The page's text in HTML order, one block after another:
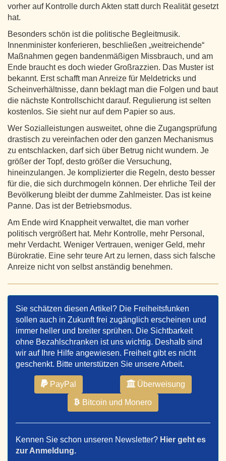
vorher auf Kontrolle durch Akten statt durch Realität gesetzt
hat.
Besonders schön ist die politische Begleitmusik.
Innenminister konferieren, beschließen „weitreichende“
Maßnahmen gegen bandenmäßigen Missbrauch, und am
Ende braucht es doch wieder Großrazzien. Das Muster ist
bekannt. Erst schafft man Anreize für Meldetricks und
Scheinverhältnisse, dann beklagt man die Folgen und baut
die nächste Kontrollschicht darauf. Regulierung ist selten
kostenlos. Sie sieht nur auf dem Papier so aus.
Wer Sozialleistungen ausweitet, ohne die Zugangsprüfung
drastisch zu vereinfachen oder den ganzen Mechanismus
zu entschlacken, darf sich über Betrug nicht wundern. Je
größer der Topf, desto größer die Versuchung,
hineinzulangen. Je komplizierter die Regeln, desto besser
für die, die sich durchmogeln können. Der ehrliche Teil der
Bevölkerung bleibt der dumme Zahlmeister. Das ist keine
Panne. Das ist der Betriebsmodus.
Am Ende wird Knappheit verwaltet, die man vorher
politisch vergrößert hat. Mehr Kontrolle, mehr Personal,
mehr Verdacht. Weniger Vertrauen, weniger Geld, mehr
Bürokratie. Eine sehr teure Art zu lernen, dass sich falsche
Anreize nicht von selbst anständig benehmen.
Sie schätzen diesen Artikel? Die Freiheitsfunken
sollen auch in Zukunft frei zugänglich erscheinen und
immer heller und breiter sprühen. Die Sichtbarkeit
ohne Bezahlschranken ist uns wichtig. Deshalb sind
wir auf Ihre Hilfe angewiesen. Freiheit gibt es nicht
geschenkt. Bitte unterstützen Sie unsere Arbeit.
PayPal Überweisung
Bitcoin und Monero
Kennen Sie schon unseren Newsletter? Hier geht es
zur Anmeldung.